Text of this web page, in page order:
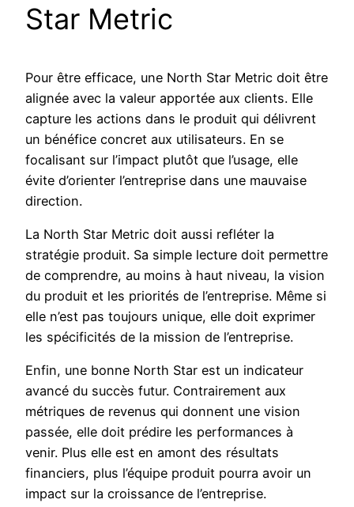
Star Metric
Pour être efficace, une North Star Metric doit être
alignée avec la valeur apportée aux clients. Elle
capture les actions dans le produit qui délivrent
un bénéfice concret aux utilisateurs. En se
focalisant sur l’impact plutôt que l’usage, elle
évite d’orienter l’entreprise dans une mauvaise
direction.
La North Star Metric doit aussi refléter la
stratégie produit. Sa simple lecture doit permettre
de comprendre, au moins à haut niveau, la vision
du produit et les priorités de l’entreprise. Même si
elle n’est pas toujours unique, elle doit exprimer
les spécificités de la mission de l’entreprise.
Enfin, une bonne North Star est un indicateur
avancé du succès futur. Contrairement aux
métriques de revenus qui donnent une vision
passée, elle doit prédire les performances à
venir. Plus elle est en amont des résultats
financiers, plus l’équipe produit pourra avoir un
impact sur la croissance de l’entreprise.